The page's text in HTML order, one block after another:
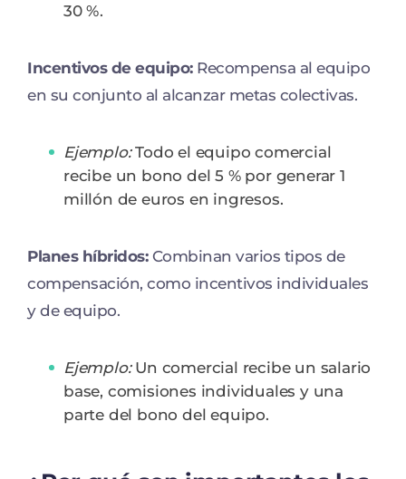
30 %.
Incentivos de equipo:Recompensa al equipo
en su conjunto al alcanzar metas colectivas.
Ejemplo:Todo el equipo comercial
recibe un bono del 5 % por generar 1
millón de euros en ingresos.
Planes híbridos:Combinan varios tipos de
compensación, como incentivos individuales
y de equipo.
Ejemplo:Un comercial recibe un salario
base, comisiones individuales y una
parte del bono del equipo.